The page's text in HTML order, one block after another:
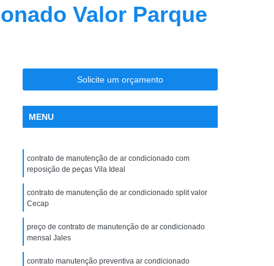
Limpeza de Dutos com Robô
Limpeza de Dutos de Exaustão
Industriais
Limpeza de Dutos Robotizada
e Controle para Ar Condicionado
Pmoc Ar Condicionado
Ar Condicionado São José do Rio Preto
Pmoc de Ar Condicionado
de Manutenção Operação e Controle
Valor Parque
Solicite um orçamento
MENU
contrato de manutenção de ar condicionado com
reposição de peças Vila Ideal
contrato de manutenção de ar condicionado split valor
Cecap
preço de contrato de manutenção de ar condicionado
mensal Jales
contrato manutenção preventiva ar condicionado